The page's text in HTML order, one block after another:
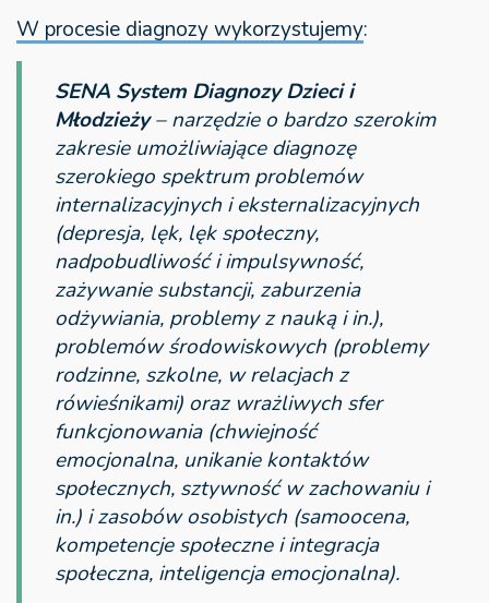
W procesie diagnozy wykorzystujemy:
SENA System Diagnozy Dzieci i
Młodzieży– narzędzie o bardzo szerokim
zakresie umożliwiające diagnozę
szerokiego spektrum problemów
internalizacyjnych i eksternalizacyjnych
(depresja, lęk, lęk społeczny,
nadpobudliwość i impulsywność,
zażywanie substancji, zaburzenia
odżywiania, problemy z nauką i in.),
problemów środowiskowych (problemy
rodzinne, szkolne, w relacjach z
rówieśnikami) oraz wrażliwych sfer
funkcjonowania (chwiejność
emocjonalna, unikanie kontaktów
społecznych, sztywność w zachowaniu i
in.) i zasobów osobistych (samoocena,
kompetencje społeczne i integracja
społeczna, inteligencja emocjonalna).